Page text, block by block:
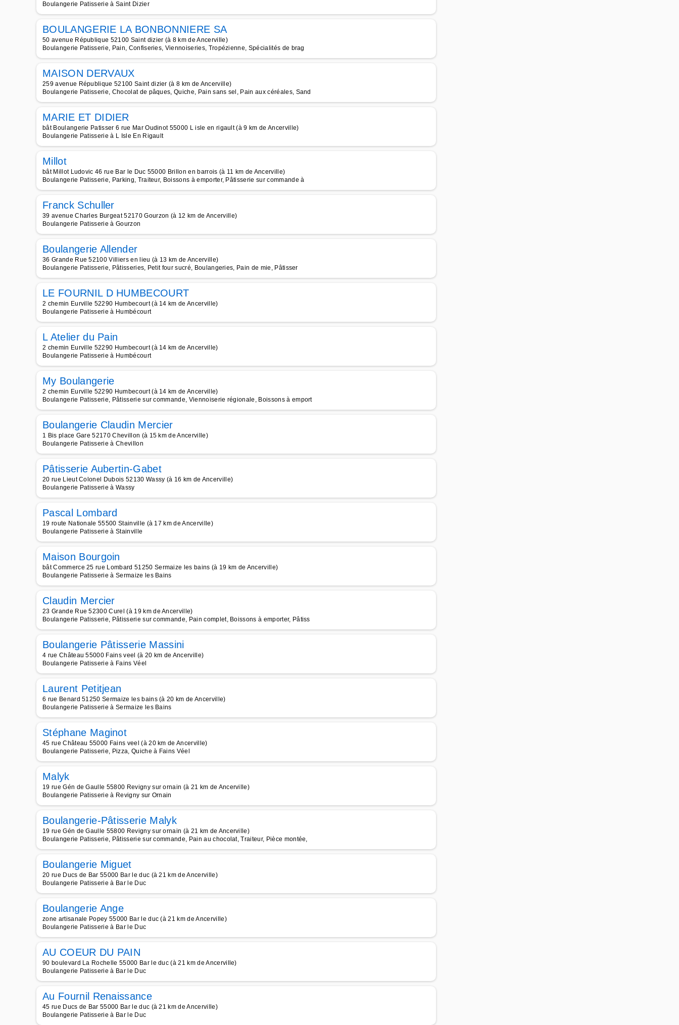
Boulangerie Patisserie à Saint Dizier
BOULANGERIE LA BONBONNIERE SA
50 avenue République 52100 Saint dizier (à 8 km de Ancerville)
Boulangerie Patisserie, Pain, Confiseries, Viennoiseries, Tropézienne, Spécialités de brag
MAISON DERVAUX
259 avenue République 52100 Saint dizier (à 8 km de Ancerville)
Boulangerie Patisserie, Chocolat de pâques, Quiche, Pain sans sel, Pain aux céréales, Sand
MARIE ET DIDIER
bât Boulangerie Patisser 6 rue Mar Oudinot 55000 L isle en rigault (à 9 km de Ancerville)
Boulangerie Patisserie à L Isle En Rigault
Millot
bât Millot Ludovic 46 rue Bar le Duc 55000 Brillon en barrois (à 11 km de Ancerville)
Boulangerie Patisserie, Parking, Traiteur, Boissons à emporter, Pâtisserie sur commande à
Franck Schuller
39 avenue Charles Burgeat 52170 Gourzon (à 12 km de Ancerville)
Boulangerie Patisserie à Gourzon
Boulangerie Allender
36 Grande Rue 52100 Villiers en lieu (à 13 km de Ancerville)
Boulangerie Patisserie, Pâtisseries, Petit four sucré, Boulangeries, Pain de mie, Pâtisser
LE FOURNIL D HUMBECOURT
2 chemin Eurville 52290 Humbecourt (à 14 km de Ancerville)
Boulangerie Patisserie à Humbécourt
L Atelier du Pain
2 chemin Eurville 52290 Humbecourt (à 14 km de Ancerville)
Boulangerie Patisserie à Humbécourt
My Boulangerie
2 chemin Eurville 52290 Humbecourt (à 14 km de Ancerville)
Boulangerie Patisserie, Pâtisserie sur commande, Viennoiserie régionale, Boissons à emport
Boulangerie Claudin Mercier
1 Bis place Gare 52170 Chevillon (à 15 km de Ancerville)
Boulangerie Patisserie à Chevillon
Pâtisserie Aubertin-Gabet
20 rue Lieut Colonel Dubois 52130 Wassy (à 16 km de Ancerville)
Boulangerie Patisserie à Wassy
Pascal Lombard
19 route Nationale 55500 Stainville (à 17 km de Ancerville)
Boulangerie Patisserie à Stainville
Maison Bourgoin
bât Commerce 25 rue Lombard 51250 Sermaize les bains (à 19 km de Ancerville)
Boulangerie Patisserie à Sermaize les Bains
Claudin Mercier
23 Grande Rue 52300 Curel (à 19 km de Ancerville)
Boulangerie Patisserie, Pâtisserie sur commande, Pain complet, Boissons à emporter, Pâtiss
Boulangerie Pâtisserie Massini
4 rue Château 55000 Fains veel (à 20 km de Ancerville)
Boulangerie Patisserie à Fains Véel
Laurent Petitjean
6 rue Benard 51250 Sermaize les bains (à 20 km de Ancerville)
Boulangerie Patisserie à Sermaize les Bains
Stéphane Maginot
45 rue Château 55000 Fains veel (à 20 km de Ancerville)
Boulangerie Patisserie, Pizza, Quiche à Fains Véel
Malyk
19 rue Gén de Gaulle 55800 Revigny sur ornain (à 21 km de Ancerville)
Boulangerie Patisserie à Revigny sur Ornain
Boulangerie-Pâtisserie Malyk
19 rue Gén de Gaulle 55800 Revigny sur ornain (à 21 km de Ancerville)
Boulangerie Patisserie, Pâtisserie sur commande, Pain au chocolat, Traiteur, Pièce montée,
Boulangerie Miguet
20 rue Ducs de Bar 55000 Bar le duc (à 21 km de Ancerville)
Boulangerie Patisserie à Bar le Duc
Boulangerie Ange
zone artisanale Popey 55000 Bar le duc (à 21 km de Ancerville)
Boulangerie Patisserie à Bar le Duc
AU COEUR DU PAIN
90 boulevard La Rochelle 55000 Bar le duc (à 21 km de Ancerville)
Boulangerie Patisserie à Bar le Duc
Au Fournil Renaissance
45 rue Ducs de Bar 55000 Bar le duc (à 21 km de Ancerville)
Boulangerie Patisserie à Bar le Duc